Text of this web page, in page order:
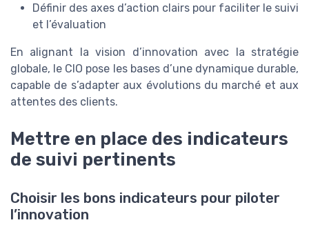
Définir des axes d’action clairs pour faciliter le suivi
et l’évaluation
En alignant la vision d’innovation avec la stratégie
globale, le CIO pose les bases d’une dynamique durable,
capable de s’adapter aux évolutions du marché et aux
attentes des clients.
Mettre en place des indicateurs
de suivi pertinents
Choisir les bons indicateurs pour piloter
l’innovation